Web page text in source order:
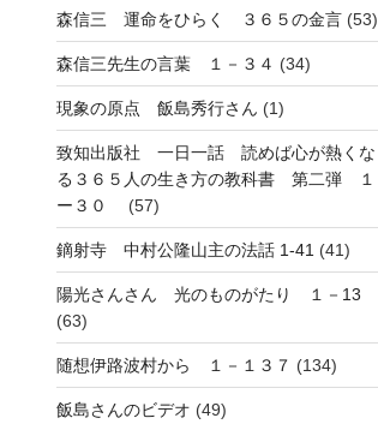
森信三 運命をひらく ３６５の金言 (53)
森信三先生の言葉 １－３４ (34)
現象の原点 飯島秀行さん (1)
致知出版社 一日一話 読めば心が熱くな
る３６５人の生き方の教科書 第二弾 １
ー３０
(57)
鏑射寺 中村公隆山主の法話 1-41 (41)
陽光さんさん 光のものがたり １－13
(63)
随想伊路波村から １－１３７ (134)
飯島さんのビデオ (49)